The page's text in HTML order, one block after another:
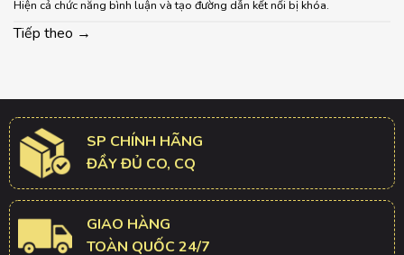
Hiện cả chức năng bình luận và tạo đường dẫn kết nối bị khóa.
Tiếp theo →
SP CHÍNH HÃNG
ĐẦY ĐỦ CO, CQ
GIAO HÀNG
TOÀN QUỐC 24/7